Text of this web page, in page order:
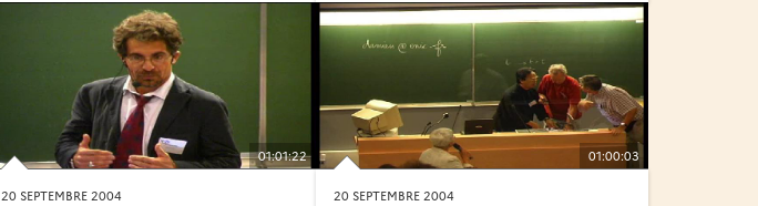
01:01:22
20 SEPTEMBRE 2004
01:00:03
20 SEPTEMBRE 2004